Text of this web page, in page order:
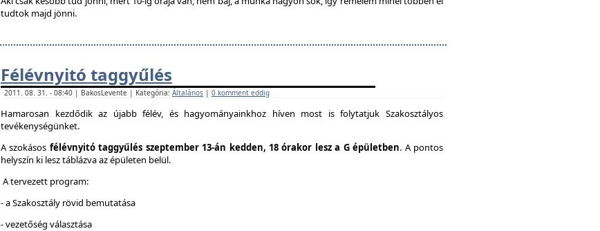
tudtok majd jönni.
Félévnyitó taggyűlés
2011. 08. 31. - 08:40 | BakosLevente | Kategória: Általános | 0 komment eddig
Hamarosan kezdődik az újabb félév, és hagyományainkhoz híven most is folytatjuk Szakosztályos
tevékenységünket.
A szokásos félévnyitó taggyűlés szeptember 13-án kedden, 18 órakor lesz a G épületben. A pontos
helyszín ki lesz táblázva az épületen belül.
A tervezett program:
- a Szakosztály rövid bemutatása
- vezetőség választása